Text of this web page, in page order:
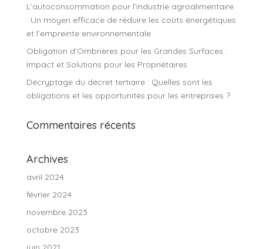
L’autoconsommation pour l’industrie agroalimentaire
: Un moyen efficace de réduire les coûts énergétiques
et l’empreinte environnementale
Obligation d’Ombrières pour les Grandes Surfaces :
Impact et Solutions pour les Propriétaires
Décryptage du décret tertiaire : Quelles sont les
obligations et les opportunités pour les entreprises ?
Commentaires récents
Archives
avril 2024
février 2024
novembre 2023
octobre 2023